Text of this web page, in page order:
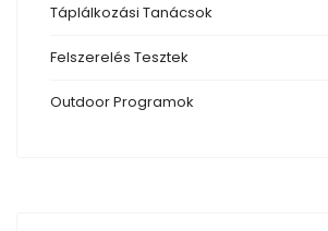
Táplálkozási Tanácsok
Felszerelés Tesztek
OutdoorProgramok